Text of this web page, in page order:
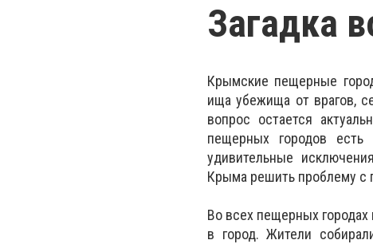
Загадка
Крымские пещерные
ища убежища от врагов,
вопрос остается
пещерных городов
удивительные
Крыма решить проблему с
Во всех пещерных городах
в город. Жители